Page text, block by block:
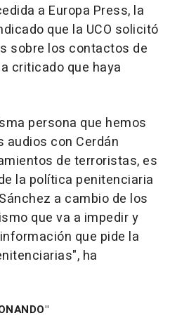
a Europa Press, la
que la UCO solicitó
sobre los contactos de
criticado que haya
persona que hemos
audios con Cerdán
de terroristas, es
la política penitenciaria
a cambio de los
que va a impedir y
que pide la
ha